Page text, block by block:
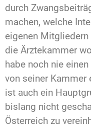
durch
machen, welche
eigenen
die Ärztekammer
habe noch nie
von seiner Kammer
ist auch ein
bislang nicht
Österreich zu